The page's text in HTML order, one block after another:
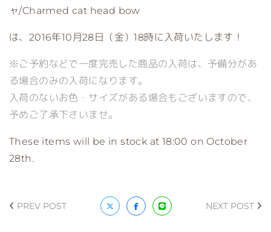
ャ/Charmed cat head bow
は、2016年10月28日（金）18時に入荷いたします！
※ご予約などで一度完売した商品の入荷は、予備分があ
る場合のみの入荷になります。
入荷のないお色・サイズがある場合もございますので、
予めご了承下さいませ。
These items will be in stock at 18:00 on October
28th.
PREV POST NEXT POST